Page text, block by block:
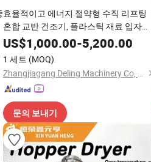
효율적이고 에너지 절약형 수직 리프팅
혼합 교반 건조기, 플라스틱 재료 입자의
혼합 건조를 위해 반복적으로 순환하는
뜨거운 공기로 수분을 제거합니다
US$1,000.00-5,200.00
1 세트 (MOQ)
Zhangjiagang Deling Machinery Co, Ltd
문의 보내기